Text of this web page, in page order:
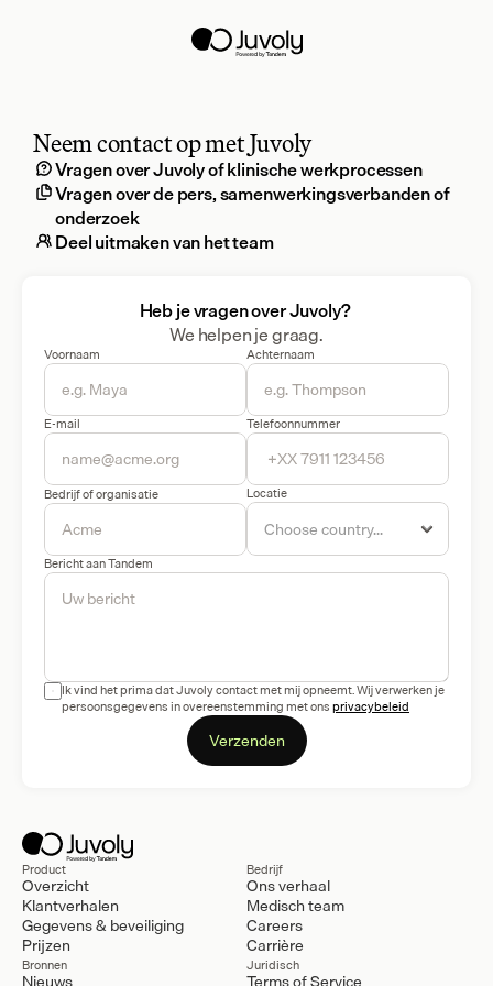
Neem contact op met Juvoly
Vragen over Juvoly of klinische werkprocessen
Vragen over de pers, samenwerkingsverbanden of
onderzoek
Deel uitmaken van het team
Heb je vragen over Juvoly?
We helpen je graag.
Voornaam Achternaam
E-mail Telefoonnummer
Bedrijf of organisatie Locatie
Bericht aan Tandem
Ik vind het prima dat Juvoly contact met mij opneemt. Wij verwerken je
persoonsgegevens in overeenstemming met ons privacybeleid
Verzenden
Product
Overzicht
Klantverhalen
Gegevens & beveiliging
Prijzen
Bedrijf
Ons verhaal
Medisch team
Careers
Carrière
Bronnen Juridisch